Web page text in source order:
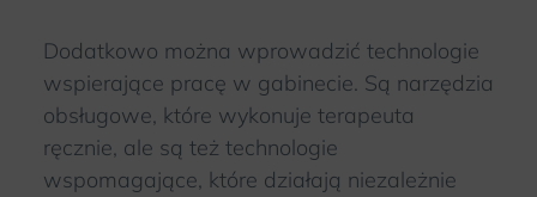
Dodatkowo można wprowadzić technologie
wspierające pracę w gabinecie. Są narzędzia
obsługowe, które wykonuje terapeuta
ręcznie, ale są też technologie
wspomagające, które działają niezależnie